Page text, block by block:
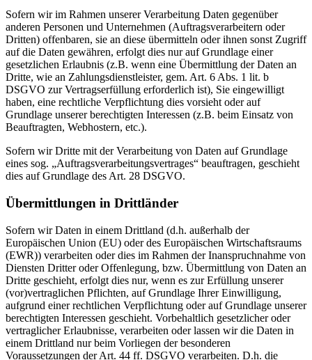
Sofern wir im Rahmen unserer Verarbeitung Daten gegenüber
anderen Personen und Unternehmen (Auftragsverarbeitern oder
Dritten) offenbaren, sie an diese übermitteln oder ihnen sonst Zugriff
auf die Daten gewähren, erfolgt dies nur auf Grundlage einer
gesetzlichen Erlaubnis (z.B. wenn eine Übermittlung der Daten an
Dritte, wie an Zahlungsdienstleister, gem. Art. 6 Abs. 1 lit. b
DSGVO zur Vertragserfüllung erforderlich ist), Sie eingewilligt
haben, eine rechtliche Verpflichtung dies vorsieht oder auf
Grundlage unserer berechtigten Interessen (z.B. beim Einsatz von
Beauftragten, Webhostern, etc.).
Sofern wir Dritte mit der Verarbeitung von Daten auf Grundlage
eines sog. „Auftragsverarbeitungsvertrages“ beauftragen, geschieht
dies auf Grundlage des Art. 28 DSGVO.
Übermittlungen in Drittländer
Sofern wir Daten in einem Drittland (d.h. außerhalb der
Europäischen Union (EU) oder des Europäischen Wirtschaftsraums
(EWR)) verarbeiten oder dies im Rahmen der Inanspruchnahme von
Diensten Dritter oder Offenlegung, bzw. Übermittlung von Daten an
Dritte geschieht, erfolgt dies nur, wenn es zur Erfüllung unserer
(vor)vertraglichen Pflichten, auf Grundlage Ihrer Einwilligung,
aufgrund einer rechtlichen Verpflichtung oder auf Grundlage unserer
berechtigten Interessen geschieht. Vorbehaltlich gesetzlicher oder
vertraglicher Erlaubnisse, verarbeiten oder lassen wir die Daten in
einem Drittland nur beim Vorliegen der besonderen
Voraussetzungen der Art. 44 ff. DSGVO verarbeiten. D.h. die